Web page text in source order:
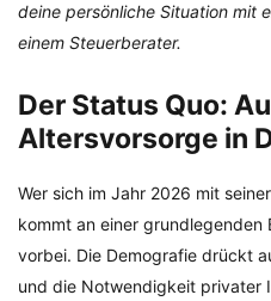
deine persönliche Situation mit
einem Steuerberater.
Der Status Quo:
Altersvorsorge in
Wer sich im Jahr 2026 mit
kommt an einer grundlegenden
vorbei. Die Demografie drückt
und die Notwendigkeit privater